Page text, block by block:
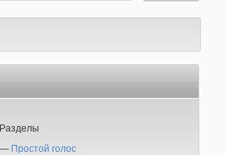
Разделы
— Простой голос